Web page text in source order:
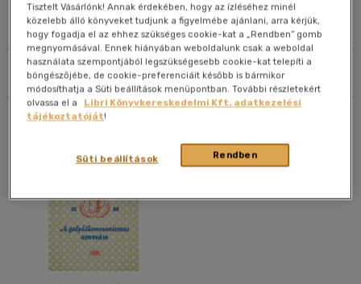
Művei
Szűrés Rendezés
Cím szerint A-Z
Szerző szerint A-Z
Megjelenítés
20 db / oldal
Alkalmaz
Tisztelt Vásárlónk! Annak érdekében, hogy az ízléséhez minél
közelebb álló könyveket tudjunk a figyelmébe ajánlani, arra kérjük,
hogy fogadja el az ehhez szükséges cookie-kat a „Rendben” gomb
megnyomásával. Ennek hiányában weboldalunk csak a weboldal
használata szempontjából legszükségesebb cookie-kat telepíti a
böngészőjébe, de cookie-preferenciáit később is bármikor
módosíthatja a Süti beállítások menüpontban. További részletekért
olvassa el a
Libri Könyvkereskedelmi Kft. adatkezelési
tájékoztatóját!
Rendben
Süti beállítások